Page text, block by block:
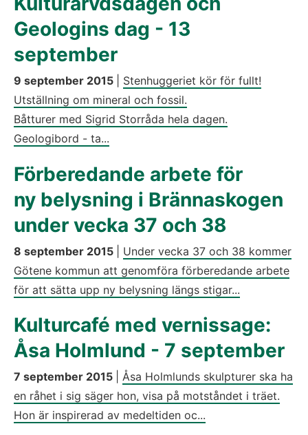
Geologins dag - 13
september
9 september 2015
Stenhuggeriet kör för fullt!
Utställning om mineral och fossil.
Båtturer med Sigrid Storråda hela dagen.
Geologibord - ta...
Förberedande arbete för
ny belysning i Brännaskogen
under vecka 37 och 38
8 september 2015
Under vecka 37 och 38 kommer
Götene kommun att genomföra förberedande arbete
för att sätta upp ny belysning längs stigar...
Kulturcafé med vernissage:
Åsa Holmlund - 7 september
7 september 2015
Åsa Holmlunds skulpturer ska ha
en råhet i sig säger hon, visa på motståndet i träet.
Hon är inspirerad av medeltiden oc...